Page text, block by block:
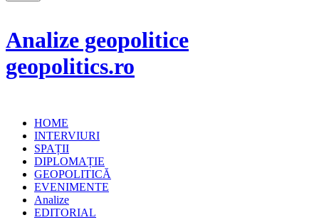
Analize geopolitice
geopolitics.ro
HOME
INTERVIURI
SPAȚII
DIPLOMAȚIE
GEOPOLITICĂ
EVENIMENTE
Analize
EDITORIAL